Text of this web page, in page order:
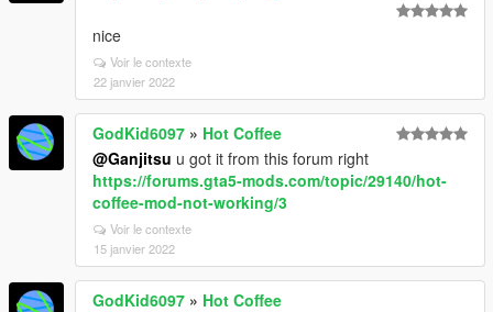
nice
Voir le contexte
22 janvier 2022
GodKid6097 » Hot Coffee
@Ganjitsu u got it from this forum right
https://forums.gta5-mods.com/topic/29140/hot-
coffee-mod-not-working/3
Voir le contexte
15 janvier 2022
GodKid6097 » Hot Coffee